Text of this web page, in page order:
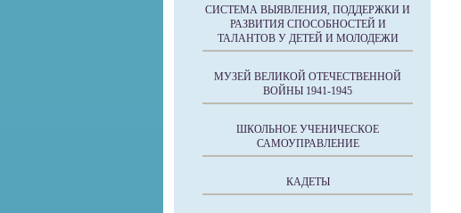
СИСТЕМА ВЫЯВЛЕНИЯ, ПОДДЕРЖКИ И
РАЗВИТИЯ СПОСОБНОСТЕЙ И
ТАЛАНТОВ У ДЕТЕЙ И МОЛОДЕЖИ
МУЗЕЙ ВЕЛИКОЙ ОТЕЧЕСТВЕННОЙ
ВОЙНЫ 1941-1945
ШКОЛЬНОЕ УЧЕНИЧЕСКОЕ
САМОУПРАВЛЕНИЕ
КАДЕТЫ